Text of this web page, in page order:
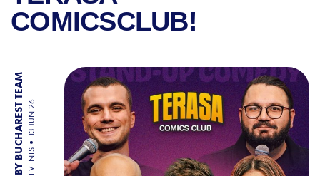
COMICSCLUB!
BY BUCHAREST TEAM EVENTS
13 JUN 26